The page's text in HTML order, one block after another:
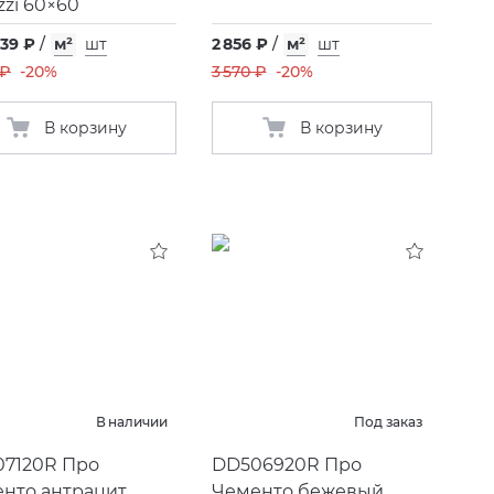
60×60
₽ / м²
шт
-20%
В корзину
2 856 ₽ / м²
шт
3 570 ₽ -20%
В корзину
В наличии
Про
Под заказ
DD506920R Про